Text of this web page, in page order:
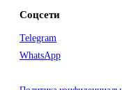
Соцсети
Telegram
WhatsApp